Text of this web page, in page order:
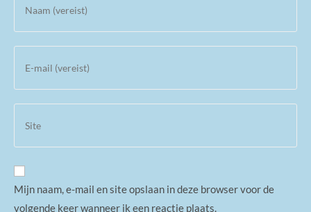
Mijn naam, e-mail en site opslaan in deze browser voor de
volgende keer wanneer ik een reactie plaats.